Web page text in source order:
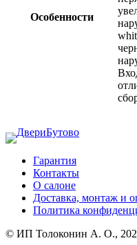
Особенности
Гарантия
Контакты
О салоне
Доставка, монтаж и
Политика
© ИП Толоконин А. О.,